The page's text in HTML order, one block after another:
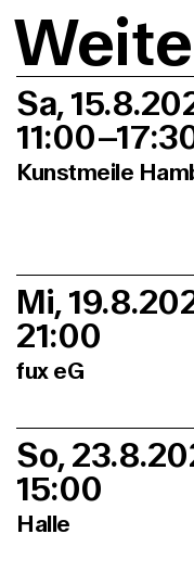
Sa,
Kunstmeile
Mi,
21:00
fux eG
So,
15:00
Halle